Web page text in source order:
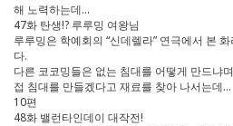
해 노력하는데…
47화 탄생!? 루루밍 여왕님
루루밍은 학예회의 “신데렐라” 연극에서 본
다.
다른 코코밍들은 없는 침대를 어떻게 만드냐
접 침대를 만들겠다고 재료를 찾아 나서는데…
10편
48화 밸런타인데이 대작전!